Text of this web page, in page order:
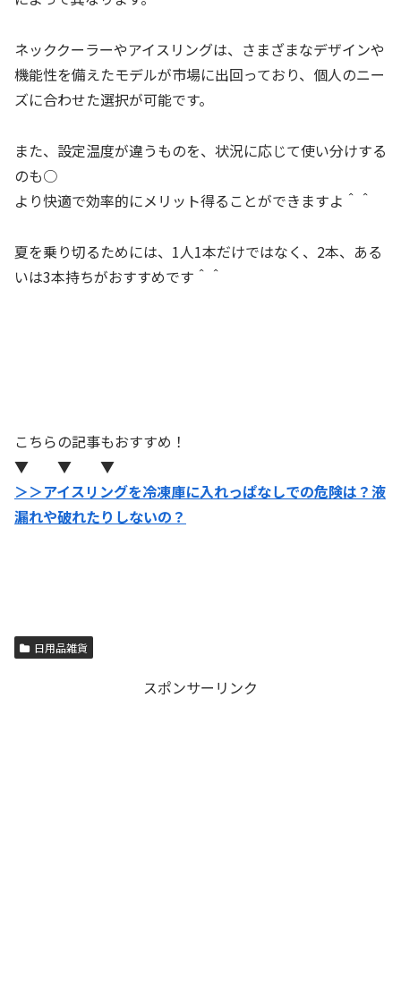
ネッククーラーやアイスリングは、さまざまなデザインや
機能性を備えたモデルが市場に出回っており、個人のニー
ズに合わせた選択が可能です。
また、設定温度が違うものを、状況に応じて使い分けする
のも○
より快適で効率的にメリット得ることができますよ＾＾
夏を乗り切るためには、1人1本だけではなく、2本、ある
いは3本持ちがおすすめです＾＾
こちらの記事もおすすめ！
▼ ▼ ▼
＞＞アイスリングを冷凍庫に入れっぱなしでの危険は？液
漏れや破れたりしないの？
日用品雑貨
スポンサーリンク